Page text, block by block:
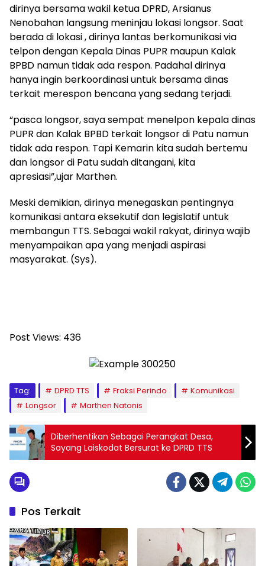
dirinya bersama wakil ketua DPRD, Arsianus
Nenobahan langsung meninjau lokasi longsor. Saat
berada di lokasi , dirinya lantas berkomunikasi via
telpon dengan Kepala Dinas PUPR maupun Kalak
BPBD namun tidak ada respon. Padahal dirinya
hanya ingin berkoordinasi untuk bersama dinas
terkait merespon bencana yang sedang terjadi.
“pasca longsor, saya sempat menelpon kepala dinas
PUPR dan Kalak BPBD terkait longsor di Patu namun
tidak ada respon. Tapi Kemarin kita sudah bertemu
dan longsor di Patu sudah ditangani, kita
apresiasi”,ujar Marthen.
Meski demikian, dirinya menegaskan pentingnya
komunikasi antara eksekutif dan legislatif untuk
membangun TTS. Sebagai wakil rakyat, dirinya wajib
menyampaikan apa yang menjadi aspirasi
masyarakat. (Sys).
Post Views: 436
Tag: DPRD TTS Fraksi Perindo
Komunikasi
Longsor
Marthen Natonis
Diberhentikan Sebagai Perangkat Desa,
Sayang Laiskodat Bersurat ke DPRD TTS
Pos Terkait